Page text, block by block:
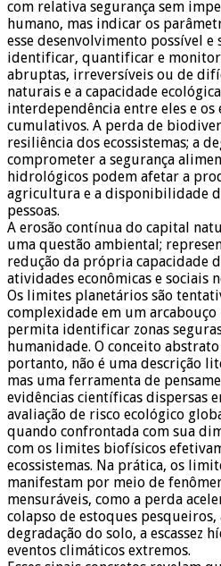
com relativa segurança sem
humano, mas indicar os
esse desenvolvimento possível e
identificar, quantificar e
abruptas, irreversíveis ou de
naturais e a capacidade
interdependência entre eles e os
cumulativos. A perda de
resiliência dos ecossistemas; a
comprometer a segurança
hidrológicos podem afetar a
agricultura e a disponibilidade
pessoas.
A erosão contínua do capital
uma questão ambiental;
redução da própria capacidade
atividades econômicas e sociais
Os limites planetários são
complexidade em um
permita identificar zonas
humanidade. O conceito
portanto, não é uma descrição
mas uma ferramenta de
evidências científicas dispersas
avaliação de risco ecológico
quando confrontada com sua
com os limites biofísicos
ecossistemas. Na prática, os
manifestam por meio de
mensuráveis, como a perda
colapso de estoques pesqueiros,
degradação do solo, a escassez
eventos climáticos extremos.